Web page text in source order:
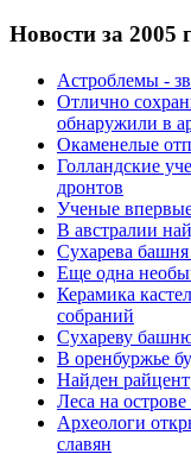
Новости за 2005
Астроблемы -
Отлично
обнаружили в
Окаменелые
Голландские
дронтов
Ученые
В австралии
Сухарева
Еще одна
Керамика
собраний
Сухареву
В оренбуржье
Найден
Леса на
Археологи
славян